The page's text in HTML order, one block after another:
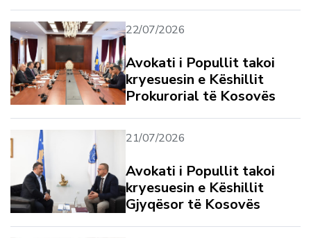
22/07/2026
Avokati i Popullit takoi
kryesuesin e Këshillit
Prokurorial të Kosovës
21/07/2026
Avokati i Popullit takoi
kryesuesin e Këshillit
Gjyqësor të Kosovës